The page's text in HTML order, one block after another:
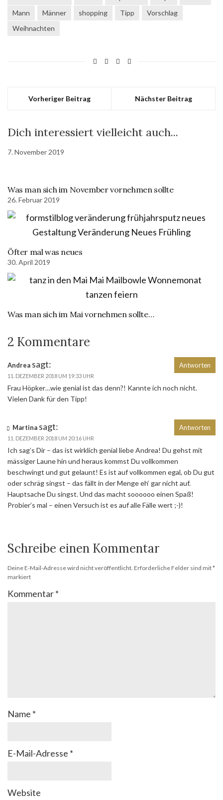
Mann
Männer shopping Tipp
Vorschlag
Weihnachten
Vorheriger Beitrag Nächster Beitrag
Dich interessiert vielleicht auch...
7. November 2019
Was man sich im November vornehmen sollte
26. Februar 2019
Öfter mal was neues
30. April 2019
Was man sich im Mai vornehmen sollte…
2 Kommentare
Andrea sagt:
11. DEZEMBER 2018 UM 19:33 UHR
Frau Höpker…wie genial ist das denn?! Kannte ich noch nicht.
Vielen Dank für den Tipp!
Antworten
Martina sagt:
11. DEZEMBER 2018 UM 20:16 UHR
Ich sag’s Dir – das ist wirklich genial liebe Andrea! Du gehst mit
mässiger Laune hin und heraus kommst Du vollkommen
beschwingt und gut gelaunt! Es ist auf vollkommen egal, ob Du gut
oder schräg singst – das fällt in der Menge eh‘ gar nicht auf.
Hauptsache Du singst. Und das macht soooooo einen Spaß!
Probier’s mal – einen Versuch ist es auf alle Fälle wert ;-)!
Antworten
Schreibe einen Kommentar
Deine E-Mail-Adresse wird nicht veröffentlicht. Erforderliche Felder sind mit*
markiert
Kommentar*
Name *
E-Mail-Adresse *
Website